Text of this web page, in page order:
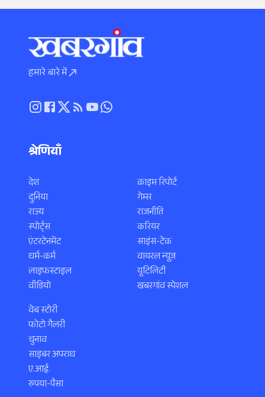
हमारे बारे में
श्रेणियाँ
देश
दुनिया
राज्य
स्पोर्ट्स
एंटरटेनमेंट
धर्म-कर्म
लाइफस्टाइल
वीडियो
क्राइम रिपोर्ट
गेम्स
राजनीति
करियर
साइंस-टेक
वायरल न्यूज़
यूटिलिटी
खबरगांव स्पेशल
वेब स्टोरी
फोटो गैलरी
चुनाव
साइबर अपराध
ए.आई.
रुपया-पैसा